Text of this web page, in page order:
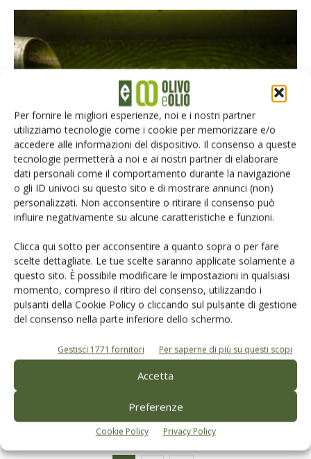
Per fornire le migliori esperienze, noi e i nostri partner
utilizziamo tecnologie come i cookie per memorizzare e/o
accedere alle informazioni del dispositivo. Il consenso a queste
tecnologie permetterà a noi e ai nostri partner di elaborare
dati personali come il comportamento durante la navigazione
o gli ID univoci su questo sito e di mostrare annunci (non)
personalizzati. Non acconsentire o ritirare il consenso può
influire negativamente su alcune caratteristiche e funzioni.
Clicca qui sotto per acconsentire a quanto sopra o per fare
scelte dettagliate. Le tue scelte saranno applicate solamente a
questo sito. È possibile modificare le impostazioni in qualsiasi
momento, compreso il ritiro del consenso, utilizzando i
pulsanti della Cookie Policy o cliccando sul pulsante di gestione
del consenso nella parte inferiore dello schermo.
Gestisci 1771 fornitori Per saperne di più su questi scopi
Accetta
Preferenze
Cookie Policy Privacy Policy
OLIVETO E FRANTOIO
Novità in frantoio all’insegna della qualità
Di Alessandra Menici 14 Settembre 2020
NOTIZIE DALLE AZIENDE
Pieralisi, resa e qualità con il
Protoreattore
14 Settembre 2020